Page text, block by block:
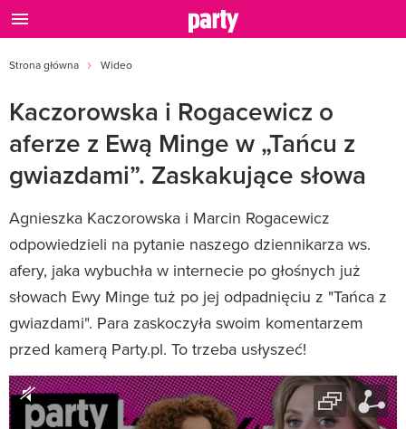
Strona główna Wideo
Kaczorowska i Rogacewicz o
aferze z Ewą Minge w „Tańcu z
gwiazdami”. Zaskakujące słowa
Agnieszka Kaczorowska i Marcin Rogacewicz
odpowiedzieli na pytanie naszego dziennikarza ws.
afery, jaka wybuchła w internecie po głośnych już
słowach Ewy Minge tuż po jej odpadnięciu z "Tańca z
gwiazdami". Para zaskoczyła swoim komentarzem
przed kamerą Party.pl. To trzeba usłyszeć!